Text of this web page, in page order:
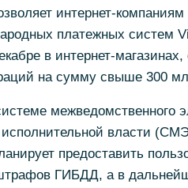
интернет-
платежных систем
в интернет-
на сумму свыше 300
межведомственного
власти
предоставить
ГИБДД, а в